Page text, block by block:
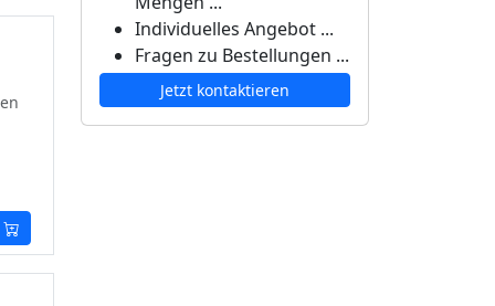
Individuelles Angebot ...
Fragen zu Bestellungen ...
Jetzt kontaktieren